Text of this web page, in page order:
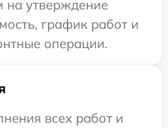
на утверждение
график работ и
операции.
всех работ и